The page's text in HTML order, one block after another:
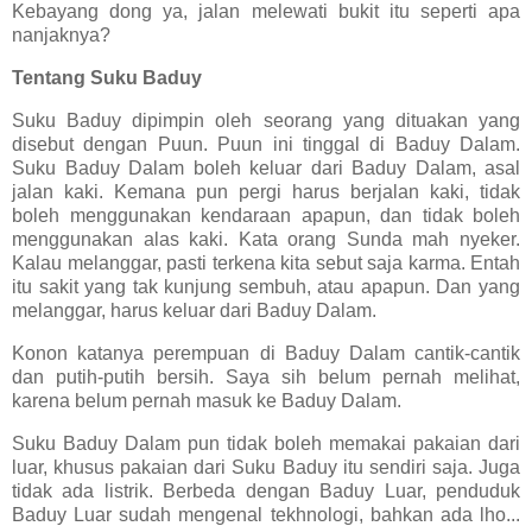
Kebayang dong ya, jalan melewati bukit itu seperti apa
nanjaknya?
Tentang Suku Baduy
Suku Baduy dipimpin oleh seorang yang dituakan yang
disebut dengan Puun. Puun ini tinggal di Baduy Dalam.
Suku Baduy Dalam boleh keluar dari Baduy Dalam, asal
jalan kaki. Kemana pun pergi harus berjalan kaki, tidak
boleh menggunakan kendaraan apapun, dan tidak boleh
menggunakan alas kaki. Kata orang Sunda mah nyeker.
Kalau melanggar, pasti terkena kita sebut saja karma. Entah
itu sakit yang tak kunjung sembuh, atau apapun. Dan yang
melanggar, harus keluar dari Baduy Dalam.
Konon katanya perempuan di Baduy Dalam cantik-cantik
dan putih-putih bersih. Saya sih belum pernah melihat,
karena belum pernah masuk ke Baduy Dalam.
Suku Baduy Dalam pun tidak boleh memakai pakaian dari
luar, khusus pakaian dari Suku Baduy itu sendiri saja. Juga
tidak ada listrik. Berbeda dengan Baduy Luar, penduduk
Baduy Luar sudah mengenal tekhnologi, bahkan ada lho...